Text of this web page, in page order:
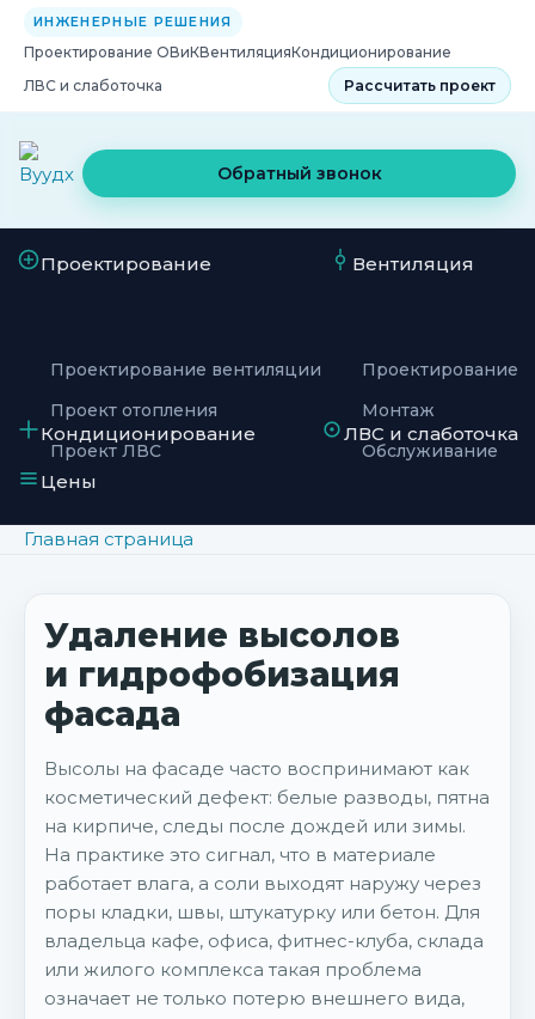
ИНЖЕНЕРНЫЕ РЕШЕНИЯ
Проектирование ОВиКВентиляцияКондиционирование
ЛВС и слаботочка
Рассчитать проект
Обратный звонок
Проектирование
Проектирование вентиляции
Проект отопления
Проект ЛВС
Вентиляция
Проектирование
Монтаж
Обслуживание
Кондиционирование ЛВС и слаботочка
Цены
Главная страница
Удаление высолов
и гидрофобизация
фасада
Высолы на фасаде часто воспринимают как
косметический дефект: белые разводы, пятна
на кирпиче, следы после дождей или зимы.
На практике это сигнал, что в материале
работает влага, а соли выходят наружу через
поры кладки, швы, штукатурку или бетон. Для
владельца кафе, офиса, фитнес-клуба, склада
или жилого комплекса такая проблема
означает не только потерю внешнего вида,